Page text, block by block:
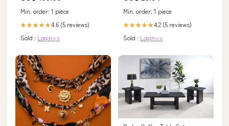
Min. order: 1 piece
★★★★★4.6 (5 reviews)
Sold : Login>>
Min. order: 1 piece
★★★★★4.2 (5 reviews)
Sold : Login>>